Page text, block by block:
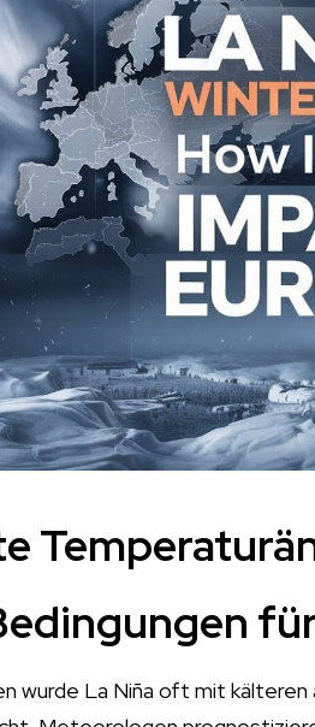
wurde La Niña oft mit